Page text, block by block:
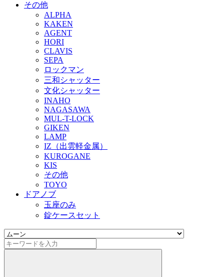
その他
ALPHA
KAKEN
AGENT
HORI
CLAVIS
SEPA
ロックマン
三和シャッター
文化シャッター
INAHO
NAGASAWA
MUL-T-LOCK
GIKEN
LAMP
IZ（出雲軽金属）
KUROGANE
KIS
その他
TOYO
ドアノブ
玉座のみ
錠ケースセット